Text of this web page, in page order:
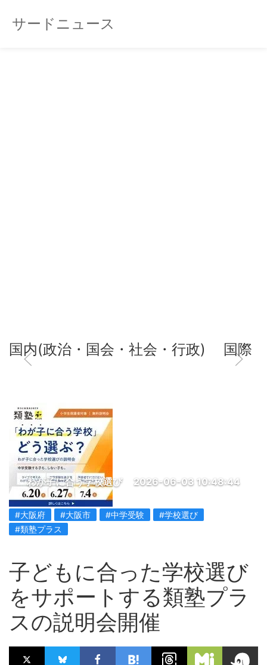
サードニュース
国内(政治・国会・社会・行政) 国際
わが子に合う学校選び 2026-06-03 10:48:44
#大阪府 #大阪市 #中学受験
#学校選び
#類塾プラス
子どもに合った学校選び
をサポートする類塾プラ
スの説明会開催